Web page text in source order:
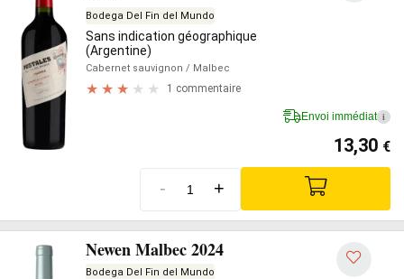
Bodega Del Fin del Mundo
Sans indication géographique
(Argentine)
Cabernet sauvignon / Malbec
1 commentaire
Envoi immédiat i
13,30 €
- +
Newen Malbec 2024
Bodega Del Fin del Mundo